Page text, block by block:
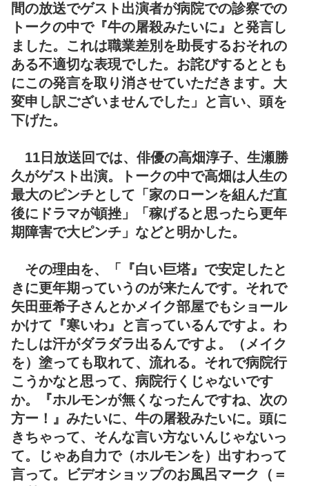
間の放送でゲスト出演者が病院での診察での
トークの中で『牛の屠殺みたいに』と発言し
ました。これは職業差別を助長するおそれの
ある不適切な表現でした。お詫びするととも
にこの発言を取り消させていただきます。大
変申し訳ございませんでした」と言い、頭を
下げた。
11日放送回では、俳優の高畑淳子、生瀬勝
久がゲスト出演。トークの中で高畑は人生の
最大のピンチとして「家のローンを組んだ直
後にドラマが頓挫」「稼げると思ったら更年
期障害で大ピンチ」などと明かした。
その理由を、「『白い巨塔』で安定したと
きに更年期っていうのが来たんです。それで
矢田亜希子さんとかメイク部屋でもショール
かけて『寒いわ』と言っているんですよ。わ
たしは汗がダラダラ出るんですよ。（メイク
を）塗っても取れて、流れる。それで病院行
こうかなと思って、病院行くじゃないです
か。『ホルモンが無くなったんですね、次の
方ー！』みたいに、牛の屠殺みたいに。頭に
きちゃって、そんな言い方ないんじゃないっ
て。じゃあ自力で（ホルモンを）出すわって
言って。ビデオショップのお風呂マーク（＝